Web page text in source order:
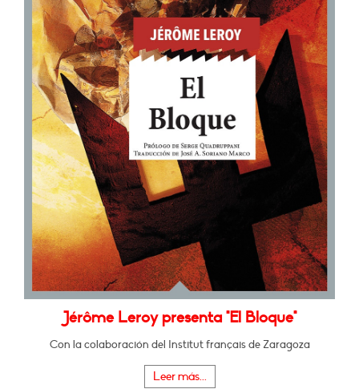
Jérôme Leroy presenta "El Bloque"
Con la colaboración del Institut français de Zaragoza
Leer más...